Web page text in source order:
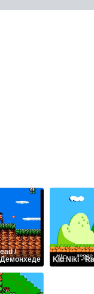
/
Kid Niki -